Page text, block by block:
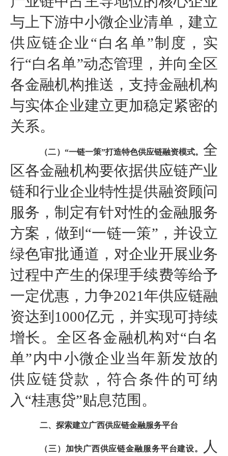
与上下游中小微企业清单，建立
供应链企业“白名单”制度，实
行“白名单”动态管理，并向全区
各金融机构推送，支持金融机构
与实体企业建立更加稳定紧密的
关系。
（二）“一链一策”打造特色供应链融资模式。 全
区各金融机构要依据供应链产业
链和行业企业特性提供融资顾问
服务，制定有针对性的金融服务
方案，做到“一链一策”，并设立
绿色审批通道，对企业开展业务
过程中产生的保理手续费等给予
一定优惠，力争2021年供应链融
资达到1000亿元，并实现可持续
增长。全区各金融机构对“白名
单”内中小微企业当年新发放的
供应链贷款，符合条件的可纳
入“桂惠贷”贴息范围。
二、探索建立广西供应链金融服务平台
（三）加快广西供应链金融服务平台建设。 人